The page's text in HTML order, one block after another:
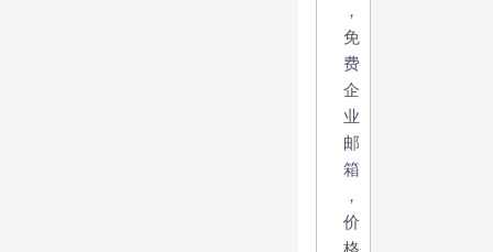
，
免
费
企
业
邮
箱
，
价
格